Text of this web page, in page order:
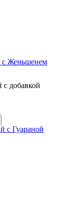
с Женьшенем
добавкой